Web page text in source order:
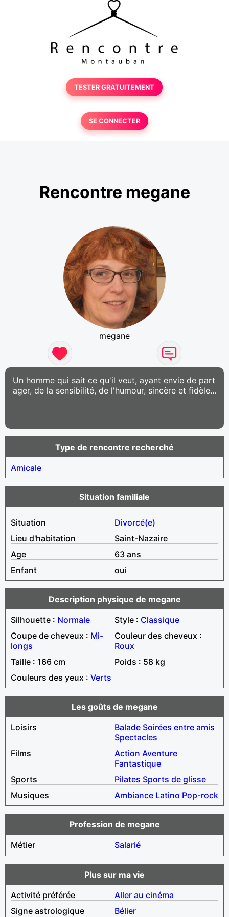
TESTER GRATUITEMENT
SE CONNECTER
Rencontre megane
megane
Un homme qui sait ce qu'il veut, ayant envie de part
ager, de la sensibilité, de l'humour, sincère et fidèle...
Type de rencontre recherché
Amicale
Situation familiale
Situation
Divorcé(e)
Lieu d'habitation
Saint-Nazaire
Age
63 ans
Enfant
oui
Description physique de megane
Silhouette : Normale Style : Classique
Coupe de cheveux : Mi-
longs
Couleur des cheveux :
Roux
Taille : 166 cm
Poids : 58 kg
Couleurs des yeux : Verts
Les goûts de megane
Loisirs
Balade Soirées entre amis
Spectacles
Films
Action Aventure
Fantastique
Sports
Pilates Sports de glisse
Musiques
Ambiance Latino Pop-rock
Profession de megane
Métier
Salarié
Plus sur ma vie
Activité préférée
Aller au cinéma
Signe astrologique
Bélier